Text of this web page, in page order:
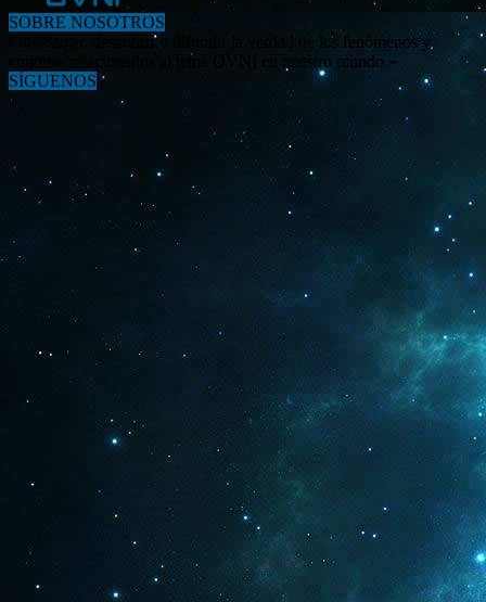
SOBRE NOSOTROS
«Investigar, descubrir y difundir la verdad de los fenómenos y
enigmas relacionados al tema OVNI en nuestro mundo.»
SÍGUENOS